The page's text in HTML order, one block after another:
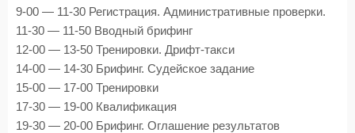
9-00 — 11-30 Регистрация. Административные проверки.
11-30 — 11-50 Вводный брифинг
12-00 — 13-50 Тренировки. Дрифт-такси
14-00 — 14-30 Брифинг. Судейское задание
15-00 — 17-00 Тренировки
17-30 — 19-00 Квалификация
19-30 — 20-00 Брифинг. Оглашение результатов